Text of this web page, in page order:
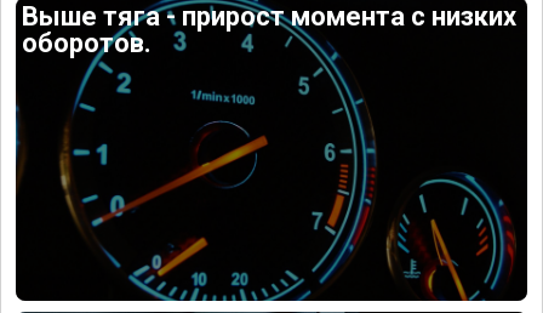
Выше тяга - прирост момента с низких
оборотов.